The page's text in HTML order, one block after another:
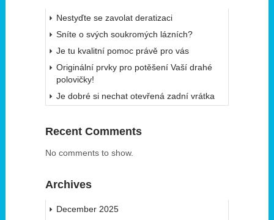
Nestyďte se zavolat deratizaci
Sníte o svých soukromých lázních?
Je tu kvalitní pomoc právě pro vás
Originální prvky pro potěšení Vaší drahé
polovičky!
Je dobré si nechat otevřená zadní vrátka
Recent Comments
No comments to show.
Archives
December 2025